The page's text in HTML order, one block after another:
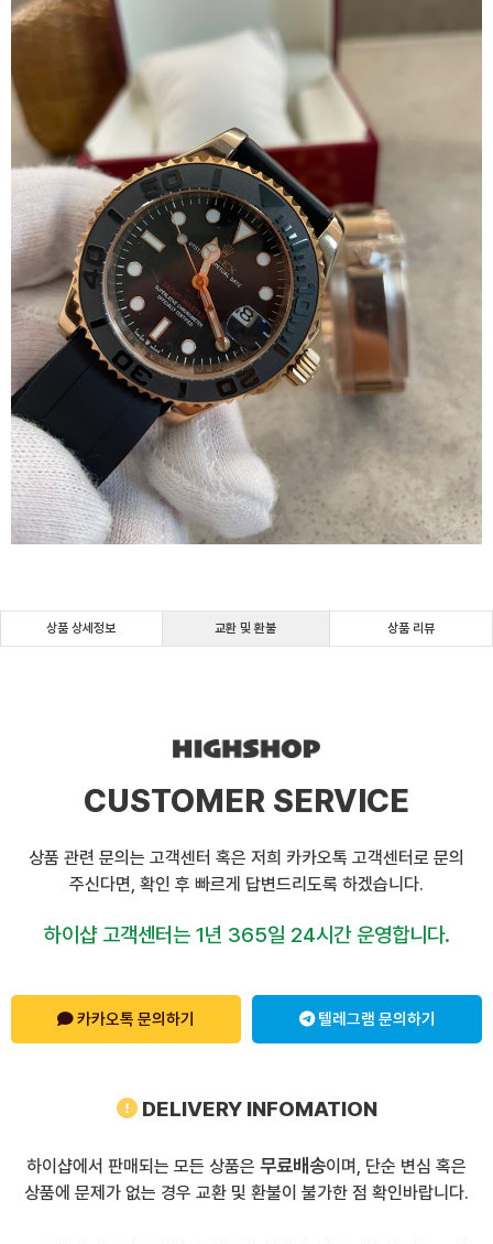
상품 상세정보 교환 및 환불 상품 리뷰
CUSTOMER SERVICE
상품 관련 문의는 고객센터 혹은 저희 카카오톡 고객센터로 문의
주신다면, 확인 후 빠르게 답변드리도록 하겠습니다.
하이샵 고객센터는 1년 365일 24시간 운영합니다.
카카오톡 문의하기 텔레그램 문의하기
DELIVERY INFOMATION
하이샵에서 판매되는 모든 상품은 무료배송이며, 단순 변심 혹은
상품에 문제가 없는 경우 교환 및 환불이 불가한 점 확인바랍니다.